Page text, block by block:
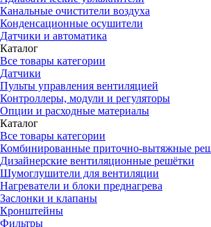
Канальные очистители воздуха
Конденсационные осушители
Датчики и автоматика
Каталог
Все товары категории
Датчики
Пульты управления вентиляцией
Контроллеры, модули и регуляторы
Опции и расходные материалы
Каталог
Все товары категории
Комбинированные приточно-вытяжные
Дизайнерские вентиляционные решётки
Шумоглушители для вентиляции
Нагреватели и блоки преднагрева
Заслонки и клапаны
Кронштейны
Фильтры